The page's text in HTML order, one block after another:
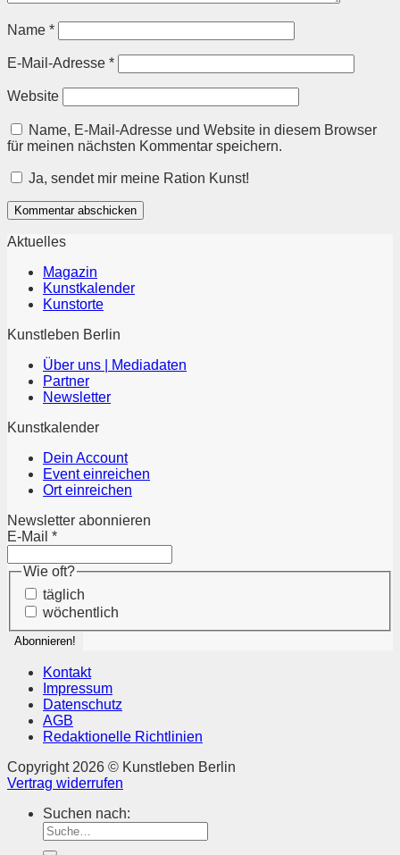
Name *
E-Mail-Adresse *
Website
Name, E-Mail-Adresse und Website in diesem Browser
für meinen nächsten Kommentar speichern.
Ja, sendet mir meine Ration Kunst!
Aktuelles
Magazin
Kunstkalender
Kunstorte
Kunstleben Berlin
Über uns | Mediadaten
Partner
Newsletter
Kunstkalender
Dein Account
Event einreichen
Ort einreichen
Newsletter abonnieren
E-Mail *
Wie oft?
täglich
wöchentlich
Kontakt
Impressum
Datenschutz
AGB
Redaktionelle Richtlinien
Copyright 2026 © Kunstleben Berlin
Vertrag widerrufen
Suchen nach: